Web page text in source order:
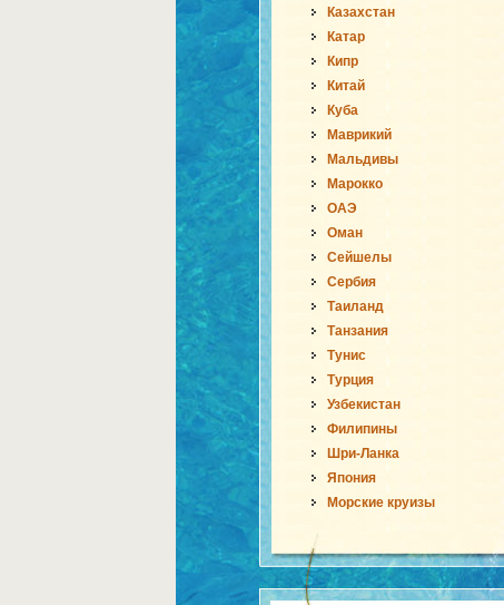
Казахстан
Катар
Кипр
Китай
Куба
Маврикий
Мальдивы
Марокко
ОАЭ
Оман
Сейшелы
Сербия
Таиланд
Танзания
Тунис
Турция
Узбекистан
Филипины
Шри-Ланка
Япония
Морские круизы